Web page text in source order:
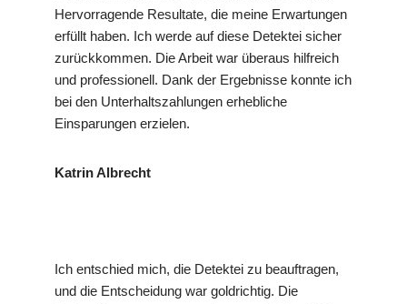
Hervorragende Resultate, die meine Erwartungen
erfüllt haben. Ich werde auf diese Detektei sicher
zurückkommen. Die Arbeit war überaus hilfreich
und professionell. Dank der Ergebnisse konnte ich
bei den Unterhaltszahlungen erhebliche
Einsparungen erzielen.
Katrin Albrecht
Ich entschied mich, die Detektei zu beauftragen,
und die Entscheidung war goldrichtig. Die